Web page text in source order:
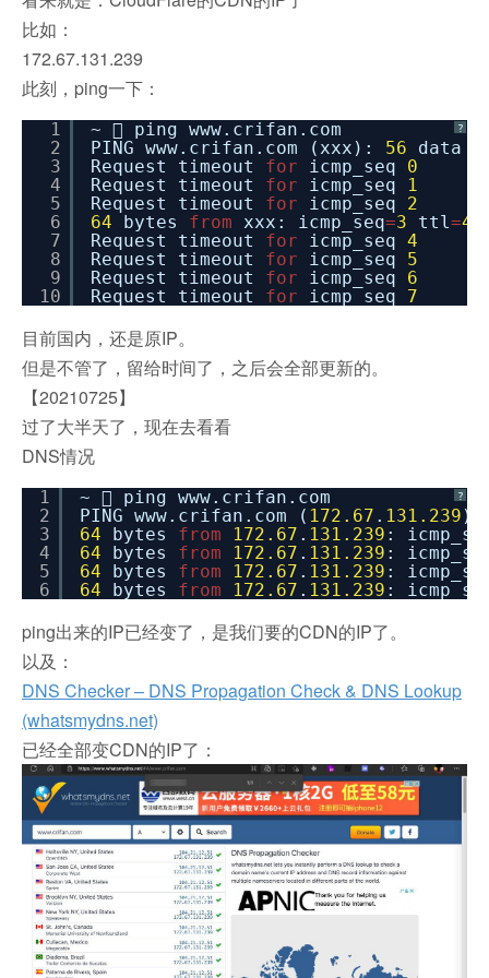
比如：
172.67.131.239
此刻，ping一下：
?
1
2
3
4
5
6
7
8
9
10
~  ping www.crifan.com
PING www.crifan.com (xxx): 56
data
Request timeout for icmp_seq 0
Request timeout for icmp_seq
1
Request timeout for icmp_seq 2
64
bytes from xxx: icmp_seq=3 ttl=48
Request timeout for icmp_seq 4
Request timeout for icmp_seq 5
Request timeout for icmp_seq 6
Request timeout for icmp_seq 7
目前国内，还是原IP。
但是不管了，留给时间了，之后会全部更新的。
【20210725】
过了大半天了，现在去看看
DNS情况
?
1
2
3
4
5
6
~  ping www.crifan.com
PING www.crifan.com ( 172.67 . 131.239
64
bytes from 172.67 . 131.239 :
64
bytes from 172.67 . 131.239 :
64
bytes from 172.67 . 131.239 :
64
bytes from 172.67 . 131.239 :
ping出来的IP已经变了，是我们要的CDN的IP了。
以及：
DNS Checker – DNS Propagation Check & DNS Lookup
(whatsmydns.net)
已经全部变CDN的IP了：